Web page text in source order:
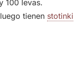
100 levas.
tienen stotinki